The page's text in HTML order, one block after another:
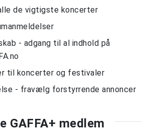
de vigtigste koncerter
- adgang til al indhold på
til koncerter og festivaler
- fravælg forstyrrende annoncer
GAFFA+ medlem